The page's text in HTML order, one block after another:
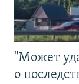
"Может
о